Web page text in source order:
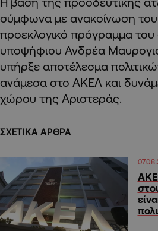
σύμφωνα με ανακοίνωση του
προεκλογικό πρόγραμμα του
υποψήφιου Ανδρέα
υπήρξε αποτέλεσμα
ανάμεσα στο ΑΚΕΛ και
χώρου της Αριστεράς.
ΣΧΕΤΙΚΑ ΑΡΘΡΑ